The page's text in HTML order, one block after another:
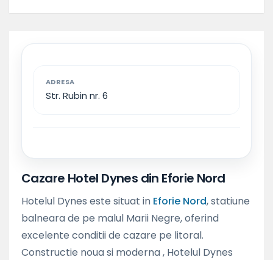
ADRESA
Str. Rubin nr. 6
Cazare Hotel Dynes din Eforie Nord
Hotelul Dynes este situat in Eforie Nord, statiune
balneara de pe malul Marii Negre, oferind
excelente conditii de cazare pe litoral.
Constructie noua si moderna , Hotelul Dynes